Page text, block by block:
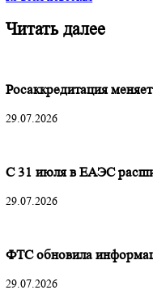
Следим за динамикой
Читать далее
Росаккредитация